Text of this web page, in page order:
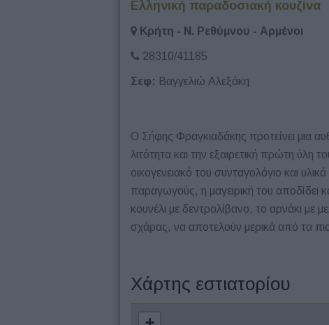
Ελληνική παραδοσιακή κουζίνα
Κρήτη - Ν. Ρεθύμνου - Αρμένοι
28310/41185
Σεφ: Βαγγελιώ Αλεξάκη
Ο Σήφης Φραγκιαδάκης προτείνει μια
λιτότητα και την εξαιρετική πρώτη ύλη
οικογενειακό του συνταγολόγιο και
παραγωγούς, η μαγειρική του αποδίδει
κουνέλι με δεντρολίβανο, το αρνάκι με
σχάρας, να αποτελούν μερικά από τα
Χάρτης εστιατορίου